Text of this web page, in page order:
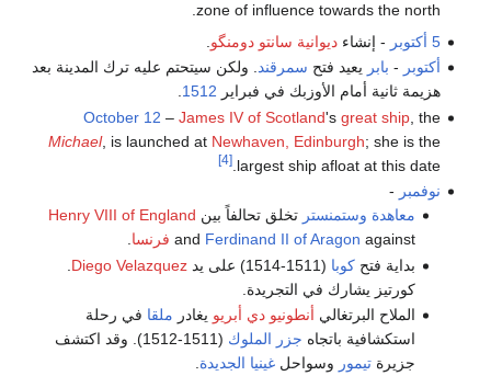
zone of influence towards the north.
5 أكتوبر
- إنشاءديوانية سانتو دومنگو
أكتوبر - بابر يعيد فتح سمرقند. ولكن سيتحتم عليه ترك المدينة بعد
هزيمة ثانية أمام الأوزبك في فبراير 1512
.
October 12 – James IV of Scotland's great ship, the
Michael, is launched at Newhaven, Edinburgh; she is the
largest ship afloat at this date.
[4]
نوفمبر -
معاهدة وستمنستر تخلق تحالفاً بين Henry VIII of England
and Ferdinand II of Aragon against فرنسا.
بداية فتح كوبا (1511-1514) على يد Diego Velazquez
كورتيز يشارك في التجريدة.
الملاح البرتغالي أنطونيو دي أبريو يغادر ملقا في رحلة
استكشافية باتجاه جزر الملوك
(1511-1512). وقد اكتشف
جزيرة تيمور وسواحل غينيا الجديدة